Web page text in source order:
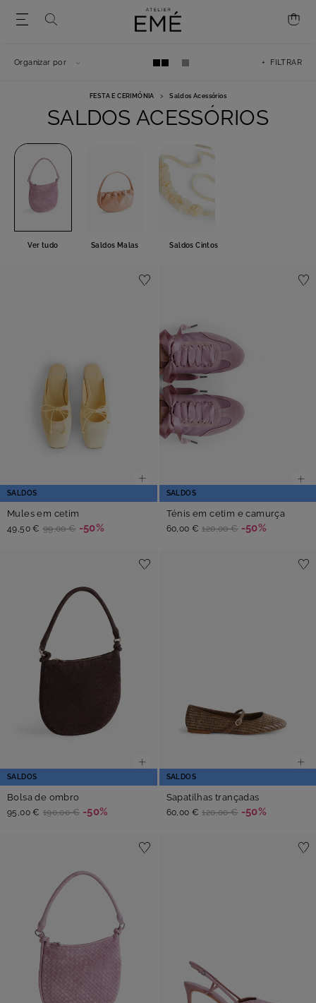
FESTA E CERIMÓNIA > Saldos Acessórios
SALDOS ACESSÓRIOS
Ver tudo Saldos Malas Saldos Cintos
+ FILTRAR
Organizar por
SALDOS
Mules em cetim
49,50 € 99,00 € -50%
SALDOS
Ténis em cetim e camurça
60,00 € 120,00 € -50%
SALDOS
Bolsa de ombro
95,00 € 190,00 € -50%
SALDOS
Sapatilhas trançadas
60,00 € 120,00 € -50%